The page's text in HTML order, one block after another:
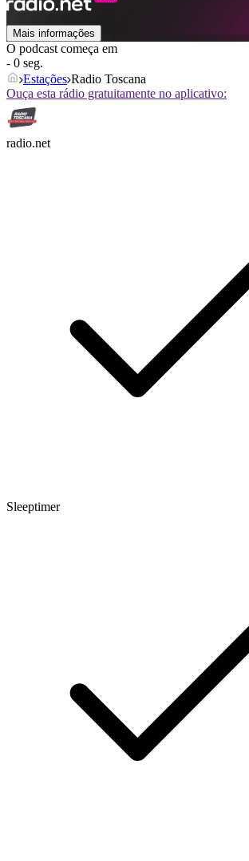
Mais informações
O podcast começa em
- 0 seg.
Estações Radio Toscana
Ouça esta rádio gratuitamente no aplicativo:
radio.net
Sleeptimer